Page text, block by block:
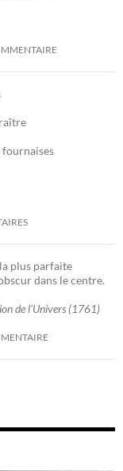
fournaises
plus parfaite
dans le centre.
de l’Univers (1761)